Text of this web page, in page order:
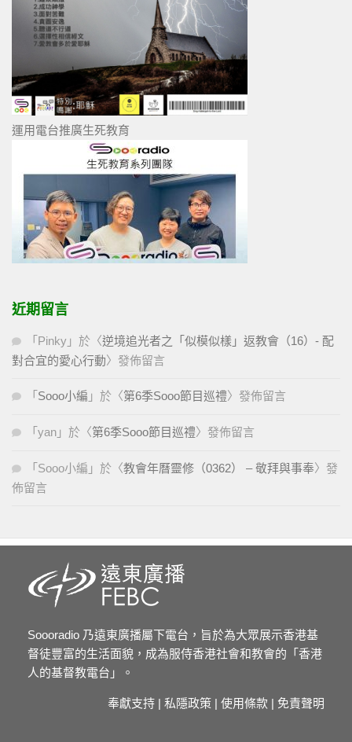
運用電台推廣生死教育
近期留言
「 Pinky 」於〈逆境追光者之「似模似樣」返教會（16）- 配
對合宜的愛心行動〉發佈留言
「 Sooo小編 」於〈第6季Sooo節目巡禮〉發佈留言
「 yan 」於〈第6季Sooo節目巡禮〉發佈留言
「 Sooo小編 」於〈教會年曆靈修（0362） – 敬拜與事奉〉發
佈留言
Soooradio 乃遠東廣播屬下電台，旨於為大眾展示香港基
督徒豐富的生活面貌，成為服侍香港社會和教會的「香港
人的基督教電台」。
奉獻支持 | 私隱政策 | 使用條款 | 免責聲明